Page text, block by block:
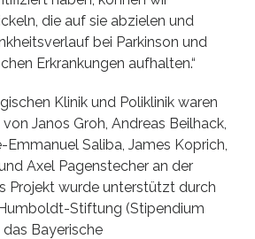
die auf sie abzielen und
bei Parkinson und
Erkrankungen aufhalten.“
Klinik und Poliklinik waren
Janos Groh, Andreas Beilhack,
Emmanuel Saliba, James Koprich,
Axel Pagenstecher an der
Projekt wurde unterstützt durch
Stiftung (Stipendium
das Bayerische